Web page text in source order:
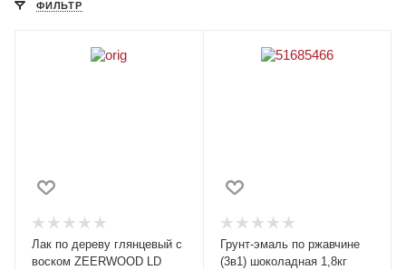
ФИЛЬТР
Лак по дереву глянцевый с
воском ZEERWOOD LD
Грунт-эмаль по ржавчине
(3в1) шоколадная 1,8кг